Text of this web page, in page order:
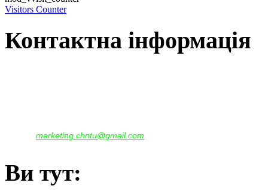
Visitors Counter
Контактна інформація
marketing.chntu@gmail.com
Ви тут: